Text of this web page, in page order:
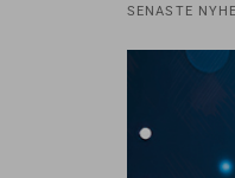
SENASTE
SENASTE
SENASTE
SENASTE
SENASTE